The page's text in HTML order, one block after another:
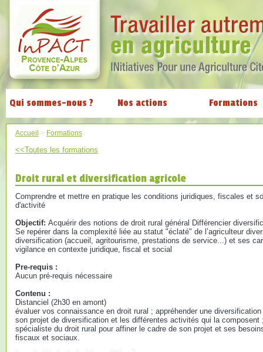
Qui sommes-nous ? Nos actions Formations
Accueil > Formations
<<Toutes les formations
Droit rural et diversification agricole
Comprendre et mettre en pratique les conditions juridiques, fiscales et
d'activité
Objectif: Acquérir des notions de droit rural général Différencier
Se repérer dans la complexité liée au statut "éclaté" de l’agriculteur
diversification (accueil, agritourisme, prestations de service...) et ses
vigilance en contexte juridique, fiscal et social
Pre-requis :
Aucun pré-requis nécessaire
Contenu :
Distanciel (2h30 en amont)
évaluer vos connaissance en droit rural ; appréhender une
son projet de diversification et les différentes activités qui la composent
spécialiste du droit rural pour affiner le cadre de son projet et ses
fiscaux et sociaux.